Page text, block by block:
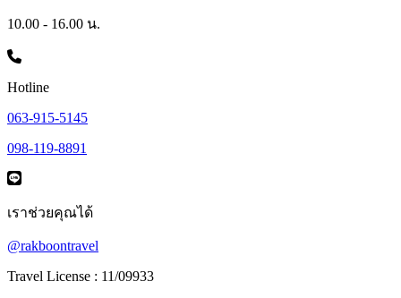
10.00 - 16.00 น.
Hotline
063-915-5145
098-119-8891
เราช่วยคุณได้
@rakboontravel
Travel License : 11/09933